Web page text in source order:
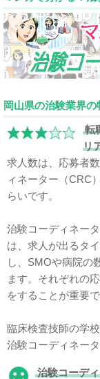
岡山県の治験業界の
転
リ
求人数は、応募者
ィネーター（CRC
らいです。
治験コーディネー
は、求人が出るタ
し、SMOや病院の
ます。それぞれの
をすることが重要で
臨床検査技師の学
治験コーディネー
治験コーデ